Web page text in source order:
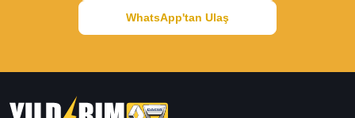
WhatsApp'tan Ulaş